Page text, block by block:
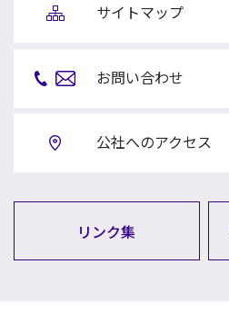
サイトマップ
お問い合わせ
公社へのアクセス
リンク集